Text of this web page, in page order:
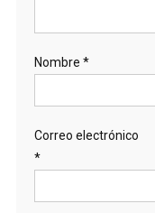
Nombre *
Correo electrónico
*